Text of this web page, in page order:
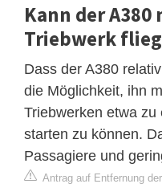
Kann der
Triebwerk
Dass der A380
die Möglichkeit, ihn
Triebwerken etwa
starten zu können.
Passagiere und
Antrag auf Entfernung